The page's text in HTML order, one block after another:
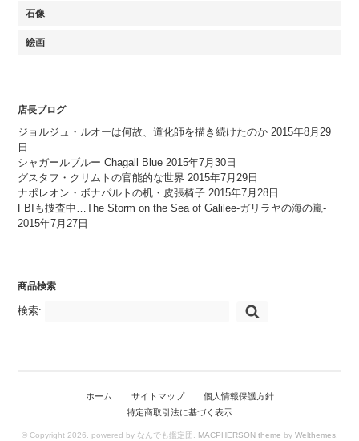
石像
絵画
店長ブログ
ジョルジュ・ルオーは何故、道化師を描き続けたのか 2015年8月29
日
シャガールブルー Chagall Blue 2015年7月30日
グスタフ・クリムトの官能的な世界 2015年7月29日
ナポレオン・ボナパルトの机・皮張椅子 2015年7月28日
FBIも捜査中…The Storm on the Sea of Galilee-ガリラヤの海の嵐-
2015年7月27日
商品検索
検索:
ホーム サイトマップ
個人情報保護方針
特定商取引法に基づく表示
© Copyright 2026. powered by なんでも鑑定団. MACPHERSON theme by Welthemes.